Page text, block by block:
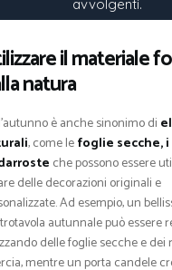
avvolgenti.
il materiale
natura
è anche sinonimo di
, come lefoglie secche, i
che possono essere
delle decorazioni originali e
Ad esempio, un
autunnale può essere
delle foglie secche e dei
mentre un porta candele